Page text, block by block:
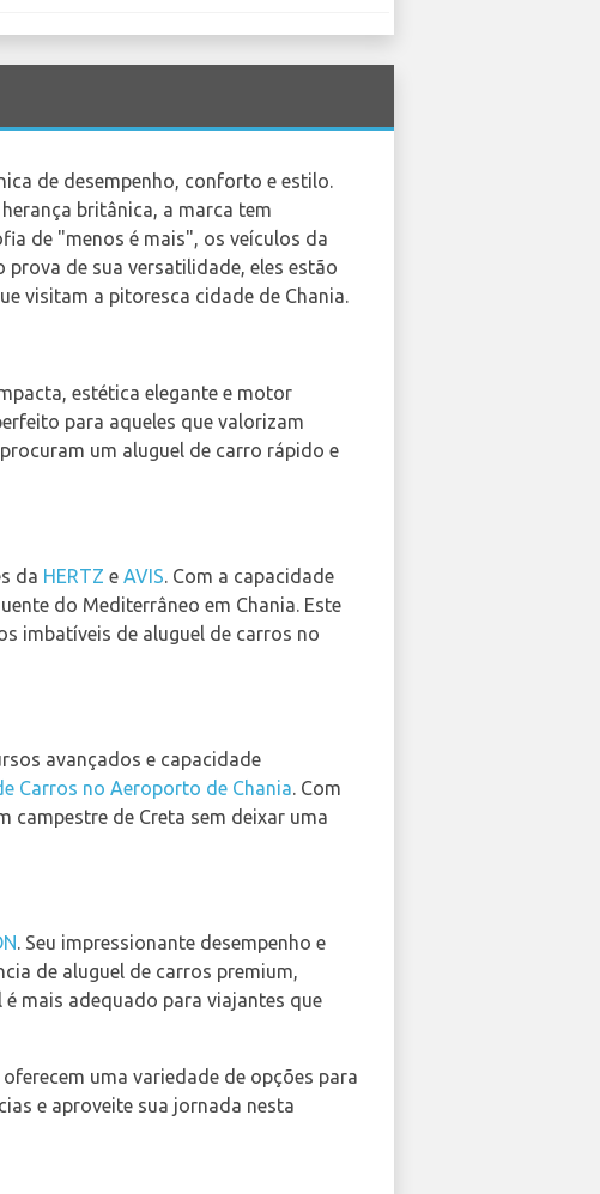
de desempenho, conforto e estilo.
britânica, a marca tem
de "menos é mais", os veículos da
de sua versatilidade, eles estão
visitam a pitoresca cidade de Chania.
estética elegante e motor
para aqueles que valorizam
um aluguel de carro rápido e
da HERTZ e AVIS. Com a capacidade
do Mediterrâneo em Chania. Este
imbatíveis de aluguel de carros no
avançados e capacidade
Carros no Aeroporto de Chania. Com
campestre de Creta sem deixar uma
. Seu impressionante desempenho e
de aluguel de carros premium,
mais adequado para viajantes que
uma variedade de opções para
e aproveite sua jornada nesta